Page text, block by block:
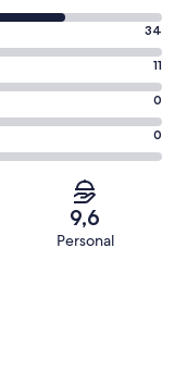
34
11
0
0
9,6
Personal